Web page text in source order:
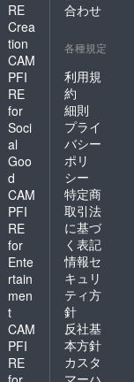
RE
Crea
tion
CAM
PFI
RE
for
Soci
al
Goo
d
CAM
PFI
RE
for
Ente
rtain
men
t
CAM
PFI
RE
合わせ
各種規定
利用規
約
細則
プライ
バシー
ポリ
シー
特定商
取引法
に基づ
く表記
情報セ
キュリ
ティ方
針
反社基
本方針
カスタ
マーハ